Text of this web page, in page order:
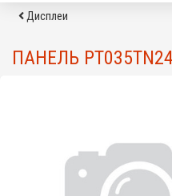
Дисплеи
ПАНЕЛЬ